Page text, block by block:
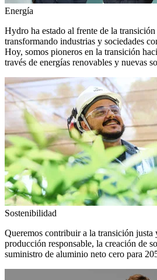
Energía
Hydro ha estado al frente de la
transformando industrias y sociedades
Hoy, somos pioneros en la transición
través de energías renovables y nuevas
Sostenibilidad
Queremos contribuir a la transición justa
producción responsable, la creación de
suministro de aluminio neto cero para